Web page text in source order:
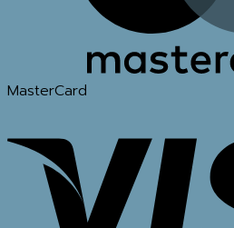
MasterCard